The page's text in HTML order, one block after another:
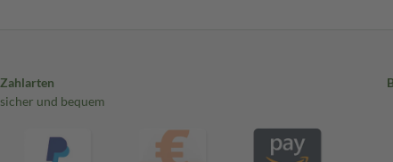
Zahlarten
sicher und bequem